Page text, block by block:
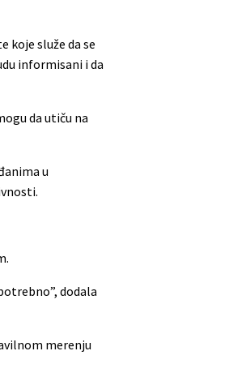
koje služe da se
informisani i da
da utiču na
u
dodala
merenju